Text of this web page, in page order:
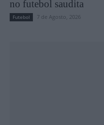
no futebol saudita
Futebol 7 de Agosto, 2026